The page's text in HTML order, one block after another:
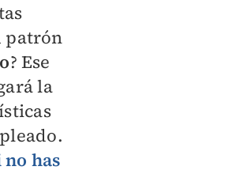
patrón
? Ese
la
has